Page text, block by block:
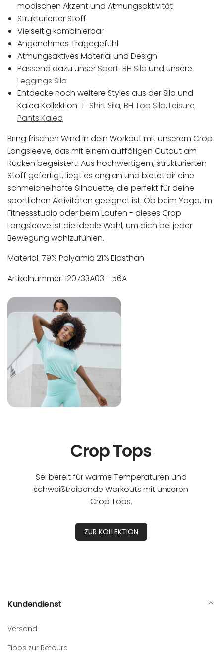
modischen Akzent und Atmungsaktivität
Strukturierter Stoff
Vielseitig kombinierbar
Angenehmes Tragegefühl
Atmungsaktives Material und Design
Passend dazu unser Sport-BH Sila und unsere
Leggings Sila
Entdecke noch weitere Styles aus der Sila und
Kalea Kollektion: T-Shirt Sila, BH Top Sila, Leisure
Pants Kalea
Bring frischen Wind in dein Workout mit unserem Crop
Longsleeve, das mit einem auffälligen Cutout am
Rücken begeistert! Aus hochwertigem, strukturierten
Stoff gefertigt, liegt es eng an und bietet dir eine
schmeichelhafte Silhouette, die perfekt für deine
sportlichen Aktivitäten geeignet ist. Ob beim Yoga, im
Fitnessstudio oder beim Laufen - dieses Crop
Longsleeve ist die ideale Wahl, um dich bei jeder
Bewegung wohlzufühlen.
Material: 79% Polyamid 21% Elasthan
Artikelnummer: 120733A03 - 56A
Maschinenwäsche bis 30°C
Nicht bleichen
Nicht bügeln
Nicht trocknergeeignet
In der EU niedergelassener verantwortlicher
Wirtschaftsakteur:
Crop Tops
Sei bereit für warme Temperaturen und
schweißtreibende Workouts mit unseren
Crop Tops.
ZUR KOLLEKTION
Kundendienst
Versand
Tipps zur Retoure